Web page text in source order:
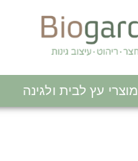
מוצרי עץ לבית ולגינה